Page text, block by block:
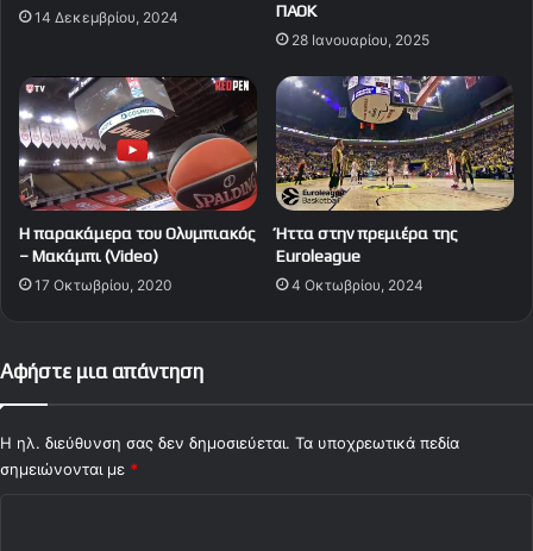
14 Δεκεμβρίου, 2024
ΠΑΟΚ
28 Ιανουαρίου, 2025
Η παρακάμερα του Ολυμπιακός
– Μακάμπι (Video)
17 Οκτωβρίου, 2020
Ήττα στην πρεμιέρα της
Euroleague
4 Οκτωβρίου, 2024
Αφήστε μια απάντηση
Η ηλ. διεύθυνση σας δεν δημοσιεύεται. Τα υποχρεωτικά πεδία
σημειώνονται με *